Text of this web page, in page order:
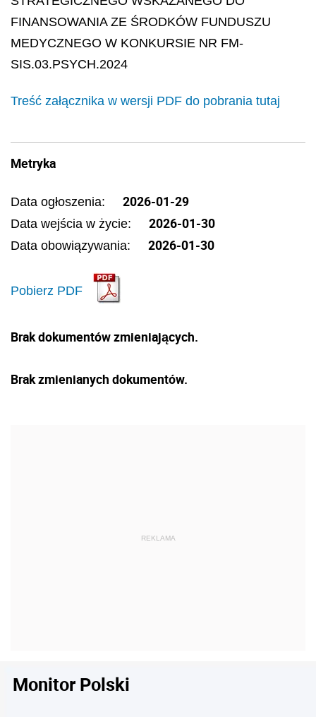
FINANSOWANIA ZE ŚRODKÓW FUNDUSZU
MEDYCZNEGO W KONKURSIE NR FM-
SIS.03.PSYCH.2024
Treść załącznika w wersji PDF do pobrania tutaj
Metryka
Data ogłoszenia: 2026-01-29
Data wejścia w życie: 2026-01-30
Data obowiązywania: 2026-01-30
Pobierz PDF
Brak dokumentów zmieniających.
Brak zmienianych dokumentów.
Monitor Polski